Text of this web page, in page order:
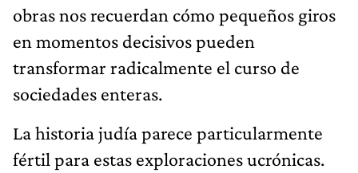
obras nos recuerdan cómo pequeños giros
en momentos decisivos pueden
transformar radicalmente el curso de
sociedades enteras.
La historia judía parece particularmente
fértil para estas exploraciones ucrónicas.